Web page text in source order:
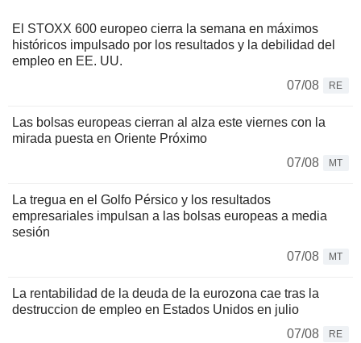
El STOXX 600 europeo cierra la semana en máximos
históricos impulsado por los resultados y la debilidad del
empleo en EE. UU.
07/08
RE
Las bolsas europeas cierran al alza este viernes con la
mirada puesta en Oriente Próximo
07/08
MT
La tregua en el Golfo Pérsico y los resultados
empresariales impulsan a las bolsas europeas a media
sesión
07/08
MT
La rentabilidad de la deuda de la eurozona cae tras la
destruccion de empleo en Estados Unidos en julio
07/08
RE